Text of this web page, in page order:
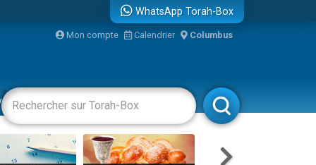
WhatsApp Torah-Box
Mon compte Calendrier Columbus
Livres Rabbanim